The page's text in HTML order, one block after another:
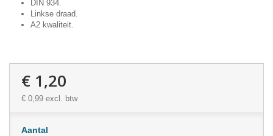
DIN 934.
Linkse draad.
A2 kwaliteit.
€ 1,20
€ 0,99 excl. btw
Aantal